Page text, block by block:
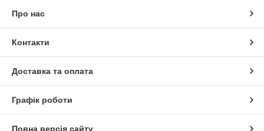
Про нас
Контакти
Доставка та оплата
Графік роботи
Повна версія сайту